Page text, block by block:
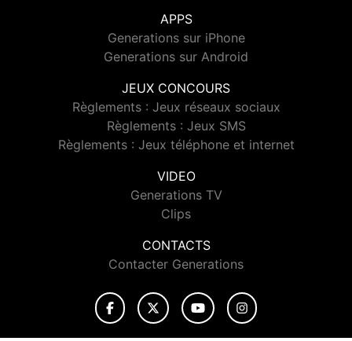
APPS
Generations sur iPhone
Generations sur Android
JEUX CONCOURS
Règlements : Jeux réseaux sociaux
Règlements : Jeux SMS
Règlements : Jeux téléphone et internet
VIDEO
Generations TV
Clips
CONTACTS
Contacter Generations